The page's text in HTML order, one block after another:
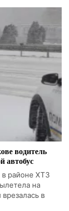
водитель
автобус
в районе ХТЗ
на
в